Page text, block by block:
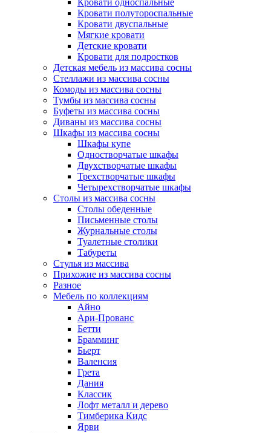
Кровати односпальные
Кровати полутороспальные
Кровати двуспальные
Мягкие кровати
Детские кровати
Кровати для подростков
Детская мебель из массива сосны
Стеллажи из массива сосны
Комоды из массива сосны
Тумбы из массива сосны
Буфеты из массива сосны
Диваны из массива сосны
Шкафы из массива сосны
Шкафы купе
Одностворчатые шкафы
Двухстворчатые шкафы
Трехстворчатые шкафы
Четырехстворчатые шкафы
Столы из массива сосны
Столы обеденные
Письменные столы
Журнальные столы
Туалетные столики
Табуреты
Стулья из массива
Прихожие из массива сосны
Разное
Мебель по коллекциям
Айно
Ари-Прованс
Бетти
Брамминг
Бьерт
Валенсия
Грета
Дания
Классик
Лофт металл и дерево
Тимберика Кидс
Ярви